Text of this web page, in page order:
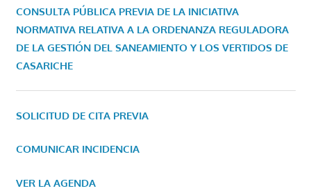
CONSULTA PÚBLICA PREVIA DE LA INICIATIVA
NORMATIVA RELATIVA A LA ORDENANZA REGULADORA
DE LA GESTIÓN DEL SANEAMIENTO Y LOS VERTIDOS DE
CASARICHE
SOLICITUD DE CITA PREVIA
COMUNICAR INCIDENCIA
VER LA AGENDA